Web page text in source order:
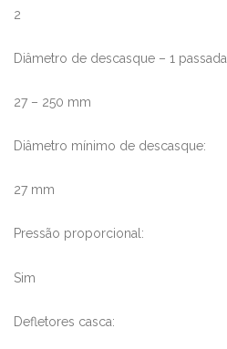
2
Diâmetro de descasque – 1 passada
27 – 250 mm
Diâmetro mínimo de descasque:
27 mm
Pressão proporcional:
Sim
Defletores casca: